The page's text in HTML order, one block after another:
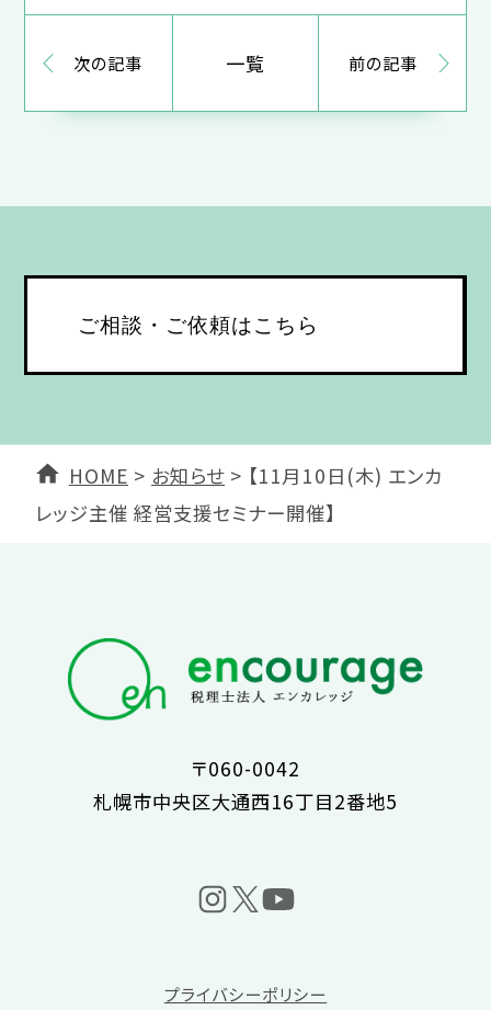
次の記事 一覧 前の記事
ご相談・ご依頼はこちら
HOME > お知らせ > 【11月10日(木) エンカ
レッジ主催 経営支援セミナー開催】
〒060-0042
札幌市中央区大通西16丁目2番地5
プライバシーポリシー